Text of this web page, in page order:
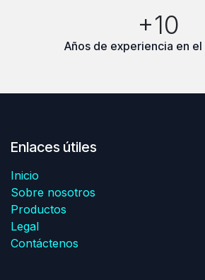
+10
Años de experiencia en
Enlaces útiles
Inicio
Sobre nosotros
Productos
Legal
Contáctenos